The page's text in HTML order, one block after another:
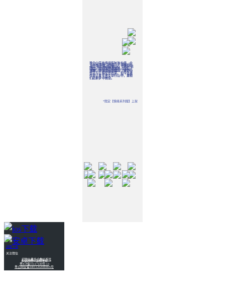
近日江湖中流传着一个奇妙传
说：每当有男女结缘，总有一道
奇异的流光在一旁探头探脑。
那是一支闪烁着璀璨光芒的飞
箭，箭杆上串着两颗晶莹剔透的
水晶之心。 没人知道它来自何
方，只知道它是个爱管闲事的家
伙，热衷于撮合那些情深意重的
有情人。 如果你在街头巷尾看
*限定【情缘系列服】上架
昆仑山深处传说有瑶池仙境，众
人寻而不得。后有一人手捧仙衣
而出，声称曾神游瑶池，与仙子
共舞，梦醒后执剪裁云，将梦中
奇花与云缎化作衣裳。如今这袭
衣裳让青年男女穿行山中，邀他
们赴那梦中舞会。
昆仑山深处传说有瑶池仙境，众
人寻而不得。后有一人手捧仙衣
而出，声称曾神游瑶池，与仙子
共舞，梦醒后执剪裁云，将梦中
奇花与云缎化作衣裳。如今这袭
衣裳让青年男女穿行山中，邀他
们赴那梦中舞会。
分享
战盟下载
关注微信
长按链接复制好友分享
招聘信息-商务合作-多益游戏
多益网络©版权所有
粤ICP备15117149号-13
粤公网安备44011202000005号